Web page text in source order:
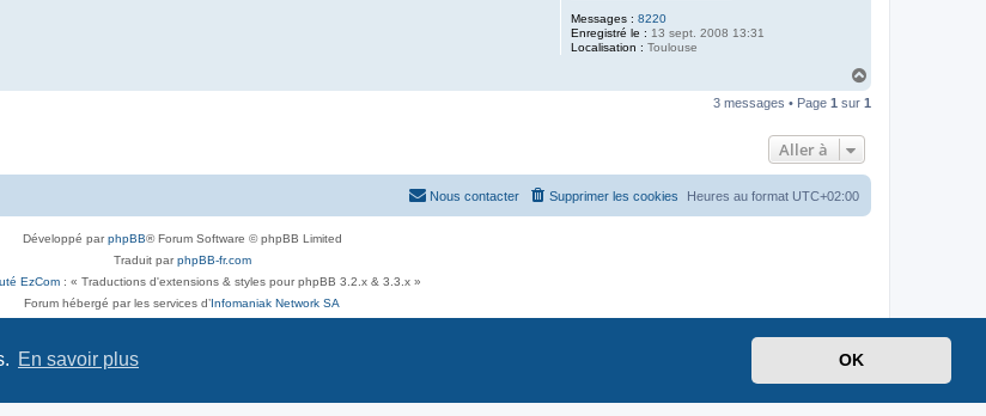
En savoir plus OK
Messages : 8220
Enregistré le : 13 sept. 2008 13:31
Localisation : Toulouse
u
3 messages • Page 1 sur 1
Aller à
Heures au format UTC+02:00
Supprimer les cookies
Nous contacter
Développé parphpBB® Forum Software © phpBB Limited
Traduit parphpBB-fr.com
EzCom : « Traductions d'extensions & styles pour phpBB 3.2.x & 3.3.x »
Forum hébergé par les services d’Infomaniak Network SA